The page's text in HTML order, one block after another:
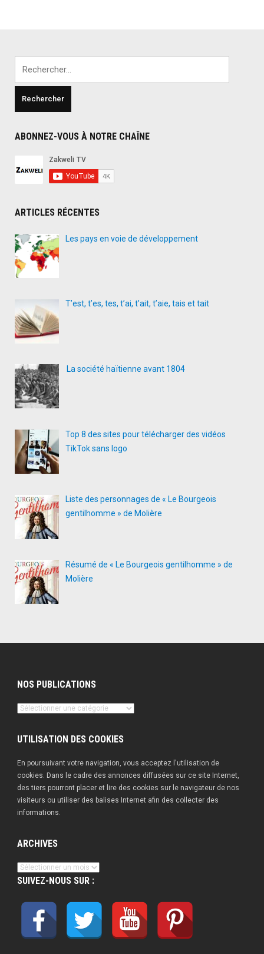
ABONNEZ-VOUS À NOTRE CHAÎNE
ARTICLES RÉCENTES
Les pays en voie de développement
T’est, t’es, tes, t’ai, t’ait, t’aie, tais et tait
La société haïtienne avant 1804
Top 8 des sites pour télécharger des vidéos
TikTok sans logo
Liste des personnages de « Le Bourgeois
gentilhomme » de Molière
Résumé de « Le Bourgeois gentilhomme » de
Molière
NOS PUBLICATIONS
Nos
UTILISATION DES COOKIES
En poursuivant votre navigation, vous acceptez l'utilisation de
cookies. Dans le cadre des annonces diffusées sur ce site Internet,
des tiers pourront placer et lire des cookies sur le navigateur de nos
visiteurs ou utiliser des balises Internet afin des collecter des
informations.
ARCHIVES
Archives
SUIVEZ-NOUS SUR :